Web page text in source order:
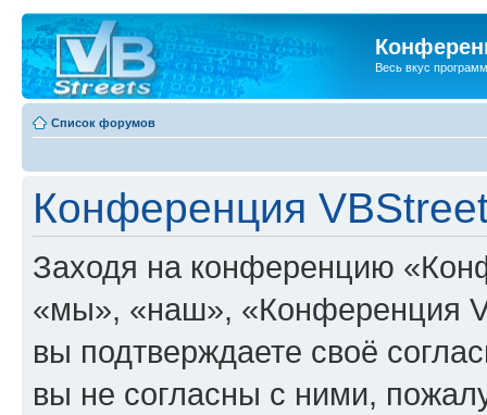
Весь вкус
Список форумов
Конференция
Заходя на конференцию
«мы», «наш», «Конференция
вы подтверждаете своё
вы не согласны с ними,